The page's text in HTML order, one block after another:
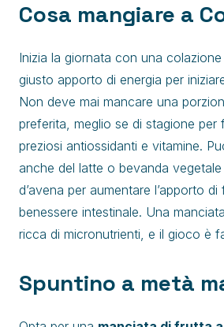
Cosa mangiare a
Inizia la giornata con una
giusto apporto di energia per
Non deve mai mancare una
preferita, meglio se di stagione per
preziosi antiossidanti e vitamine.
anche del latte o bevanda
d’avena per aumentare l’apporto
benessere intestinale. Una
ricca di micronutrienti, e il gioco è
Spuntino a metà